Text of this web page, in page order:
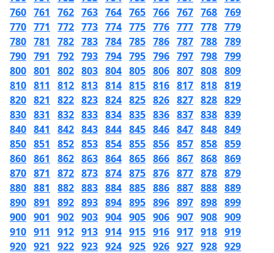
760 761 762 763 764 765 766 767 768 769
770 771 772 773 774 775 776 777 778 779
780 781 782 783 784 785 786 787 788 789
790 791 792 793 794 795 796 797 798 799
800 801 802 803 804 805 806 807 808 809
810 811 812 813 814 815 816 817 818 819
820 821 822 823 824 825 826 827 828 829
830 831 832 833 834 835 836 837 838 839
840 841 842 843 844 845 846 847 848 849
850 851 852 853 854 855 856 857 858 859
860 861 862 863 864 865 866 867 868 869
870 871 872 873 874 875 876 877 878 879
880 881 882 883 884 885 886 887 888 889
890 891 892 893 894 895 896 897 898 899
900 901 902 903 904 905 906 907 908 909
910 911 912 913 914 915 916 917 918 919
920 921 922 923 924 925 926 927 928 929